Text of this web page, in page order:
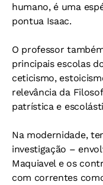
humano, é uma
pontua Isaac.
O professor
principais escolas
ceticismo,
relevância da
patrística e
Na modernidade,
investigação –
Maquiavel e os
com correntes